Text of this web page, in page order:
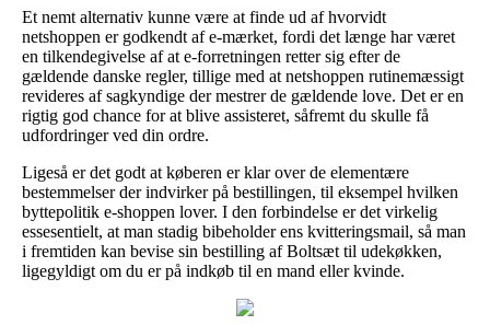
Et nemt alternativ kunne være at finde ud af hvorvidt
netshoppen er godkendt af e-mærket, fordi det længe har været
en tilkendegivelse af at e-forretningen retter sig efter de
gældende danske regler, tillige med at netshoppen rutinemæssigt
revideres af sagkyndige der mestrer de gældende love. Det er en
rigtig god chance for at blive assisteret, såfremt du skulle få
udfordringer ved din ordre.
Ligeså er det godt at køberen er klar over de elementære
bestemmelser der indvirker på bestillingen, til eksempel hvilken
byttepolitik e-shoppen lover. I den forbindelse er det virkelig
essesentielt, at man stadig bibeholder ens kvitteringsmail, så man
i fremtiden kan bevise sin bestilling af Boltsæt til udekøkken,
ligegyldigt om du er på indkøb til en mand eller kvinde.